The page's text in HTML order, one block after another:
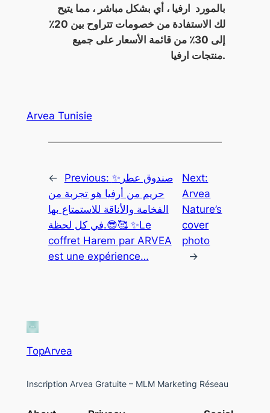
بالمورد ارفيا ، أي بشكل مباشر ، مما يتيح
لك الاستفادة من خصومات تتراوح بين 20٪
إلى 30٪ من قائمة الأسعار على جميع
منتجات ارفيا.
Arvea Tunisie
← Previous: ✨صندوق عطر
حريم من أرفيا هو تجربة من
الفخامة والأناقة للاستمتاع بها
في كل لحظة.😎🥰 ✨Le
coffret Harem par ARVEA
est une expérience…
Next:
Arvea
Nature’s
cover
photo
→
TopArvea
Inscription Arvea Gratuite – MLM Marketing Réseau